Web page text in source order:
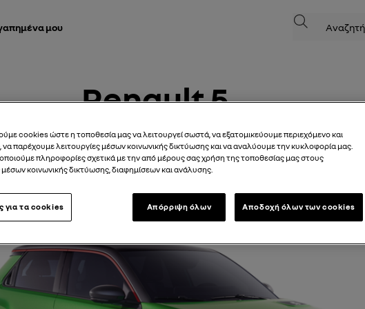
μου
Αναζήτηση
Renault 5
17/11/2025προς25/05/2026
cookies ώστε η τοποθεσία μας να λειτουργεί σωστά, να εξατομικεύουμε περιεχόμενο και
να παρέχουμε λειτουργίες μέσων κοινωνικής δικτύωσης και να αναλύουμε την κυκλοφορία μας.
πληροφορίες σχετικά με την από μέρους σας χρήση της τοποθεσίας μας στους
κοινωνικής δικτύωσης, διαφημίσεων και ανάλυσης.
Απόρριψη όλων Αποδοχή όλων των cookies
για τα cookies